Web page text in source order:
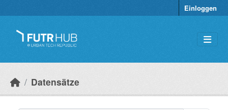
Einloggen
Datensätze